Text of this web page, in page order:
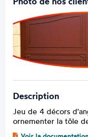
Description
Jeu de 4 décors
ornementer la tôle